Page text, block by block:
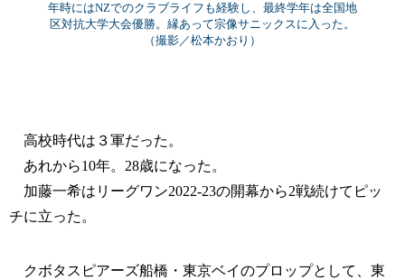
年時にはNZでのクラブライフも経験し、最終学年は全国地
区対抗大学大会優勝。縁あって宗像サニックスに入った。
（撮影／松本かおり）
高校時代は３軍だった。
あれから10年。28歳になった。
加藤一希はリーグワン2022-23の開幕から2戦続けてピッ
チに立った。
クボタスピアーズ船橋・東京ベイのプロップとして、東